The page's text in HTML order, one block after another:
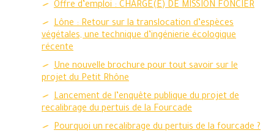
Offre d’emploi : CHARGE(E) DE MISSION FONCIER
Lône : Retour sur la translocation d’espèces
végétales, une technique d’ingénierie écologique
récente
Une nouvelle brochure pour tout savoir sur le
projet du Petit Rhône
Lancement de l’enquête publique du projet de
recalibrage du pertuis de la Fourcade
Pourquoi un recalibrage du pertuis de la fourcade ?